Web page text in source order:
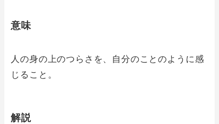
意味
人の身の上のつらさを、自分のことのように感
じること。
解説